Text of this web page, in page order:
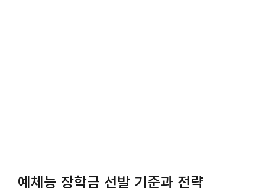
예체능 장학금 선발 기준과 전략